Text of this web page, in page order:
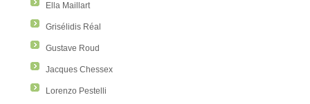
Ella Maillart
Grisélidis Réal
Gustave Roud
Jacques Chessex
Lorenzo Pestelli